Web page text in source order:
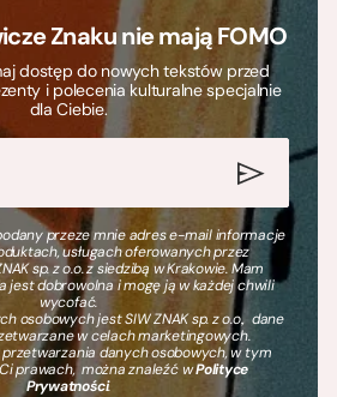
Znaku nie mają FOMO
dostęp do nowych tekstów przed
i polecenia kulturalne specjalnie
dla Ciebie.
przeze mnie adres e-mail informacje
usługach oferowanych przez
sp. z o.o. z siedzibą w Krakowie. Mam
jest dobrowolna i mogę ją w każdej chwili
wycofać.
osobowych jest SIW ZNAK sp. z o.o., dane
w celach marketingowych.
przetwarzania danych osobowych, w tym
prawach, można znaleźć wPolityce
Prywatności.